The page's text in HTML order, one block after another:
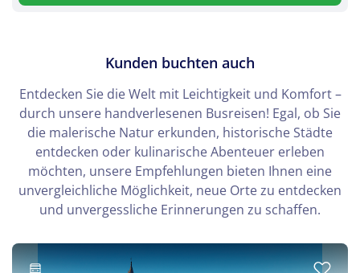
Kunden buchten auch
Entdecken Sie die Welt mit Leichtigkeit und Komfort –
durch unsere handverlesenen Busreisen! Egal, ob Sie
die malerische Natur erkunden, historische Städte
entdecken oder kulinarische Abenteuer erleben
möchten, unsere Empfehlungen bieten Ihnen eine
unvergleichliche Möglichkeit, neue Orte zu entdecken
und unvergessliche Erinnerungen zu schaffen.